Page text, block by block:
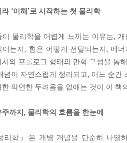
‘이해’로 시작하는 첫 물리학
이 물리학을 어렵게 느끼는 이유는,
이는지, 힘은 어떻게 전달되는지, 에
시와 프롤로그 형태의 만화 구성을 통
념이 자연스럽게 정리되고, 어느 순간
한 막연한 두려움을 없애는 것이 이 책
까지, 물리학의 흐름을 한눈에
리학』은 개별 개념을 단순히 나열